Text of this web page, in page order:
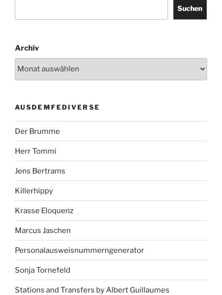
Suchen
Archiv
AUSDEMFEDIVERSE
Der Brumme
Herr Tommi
Jens Bertrams
Killerhippy
Krasse Eloquenz
Marcus Jaschen
Personalausweisnummerngenerator
Sonja Tornefeld
Stations and Transfers by Albert Guillaumes